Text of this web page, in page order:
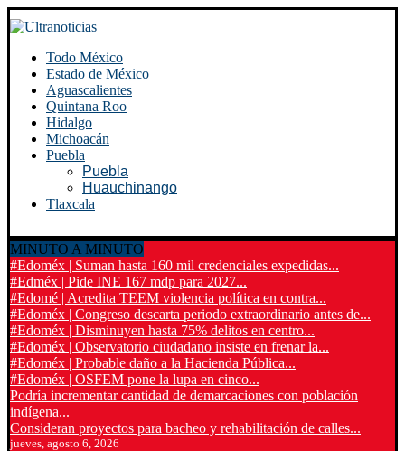
Todo México
Estado de México
Aguascalientes
Quintana Roo
Hidalgo
Michoacán
Puebla
Puebla
Huauchinango
Tlaxcala
MINUTO A MINUTO
#Edoméx | Suman hasta 160 mil credenciales expedidas...
#Edméx | Pide INE 167 mdp para 2027...
#Edomé | Acredita TEEM violencia política en contra...
#Edoméx | Congreso descarta periodo extraordinario antes de...
#Edoméx | Disminuyen hasta 75% delitos en centro...
#Edoméx | Observatorio ciudadano insiste en frenar la...
#Edoméx | Probable daño a la Hacienda Pública...
#Edoméx | OSFEM pone la lupa en cinco...
Podría incrementar cantidad de demarcaciones con población
indígena...
Consideran proyectos para bacheo y rehabilitación de calles...
jueves, agosto 6, 2026